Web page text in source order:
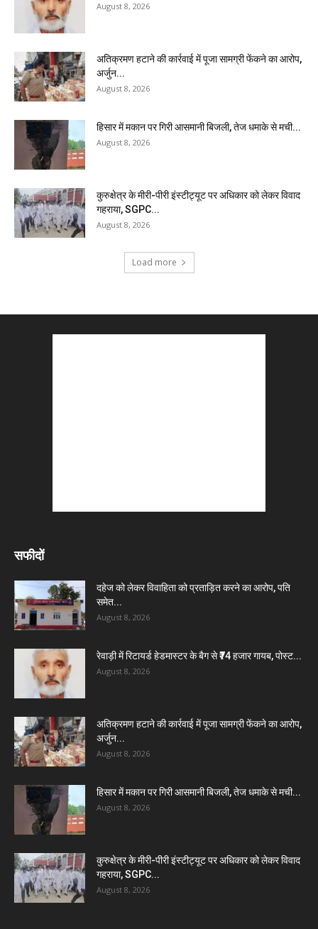
August 8, 2026
अतिक्रमण हटाने की कार्रवाई में पूजा सामग्री फेंकने का आरोप,
अर्जुन...
August 8, 2026
हिसार में मकान पर गिरी आसमानी बिजली, तेज धमाके से मची...
August 8, 2026
कुरुक्षेत्र के मीरी-पीरी इंस्टीट्यूट पर अधिकार को लेकर विवाद
गहराया, SGPC...
August 8, 2026
Load more
सफीदों
दहेज को लेकर विवाहिता को प्रताड़ित करने का आरोप, पति
समेत...
August 8, 2026
रेवाड़ी में रिटायर्ड हेडमास्टर के बैग से ₹74 हजार गायब, पोस्ट...
August 8, 2026
अतिक्रमण हटाने की कार्रवाई में पूजा सामग्री फेंकने का आरोप,
अर्जुन...
August 8, 2026
हिसार में मकान पर गिरी आसमानी बिजली, तेज धमाके से मची...
August 8, 2026
कुरुक्षेत्र के मीरी-पीरी इंस्टीट्यूट पर अधिकार को लेकर विवाद
गहराया, SGPC...
August 8, 2026